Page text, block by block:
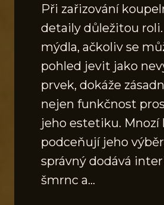
Při zařizování
detaily důležitou
mýdla, ačkoliv se
pohled jevit jako
prvek, dokáže
nejen funkčnost
jeho estetiku. Mnozí
podceňují jeho
správný dodává
šmrnc a…